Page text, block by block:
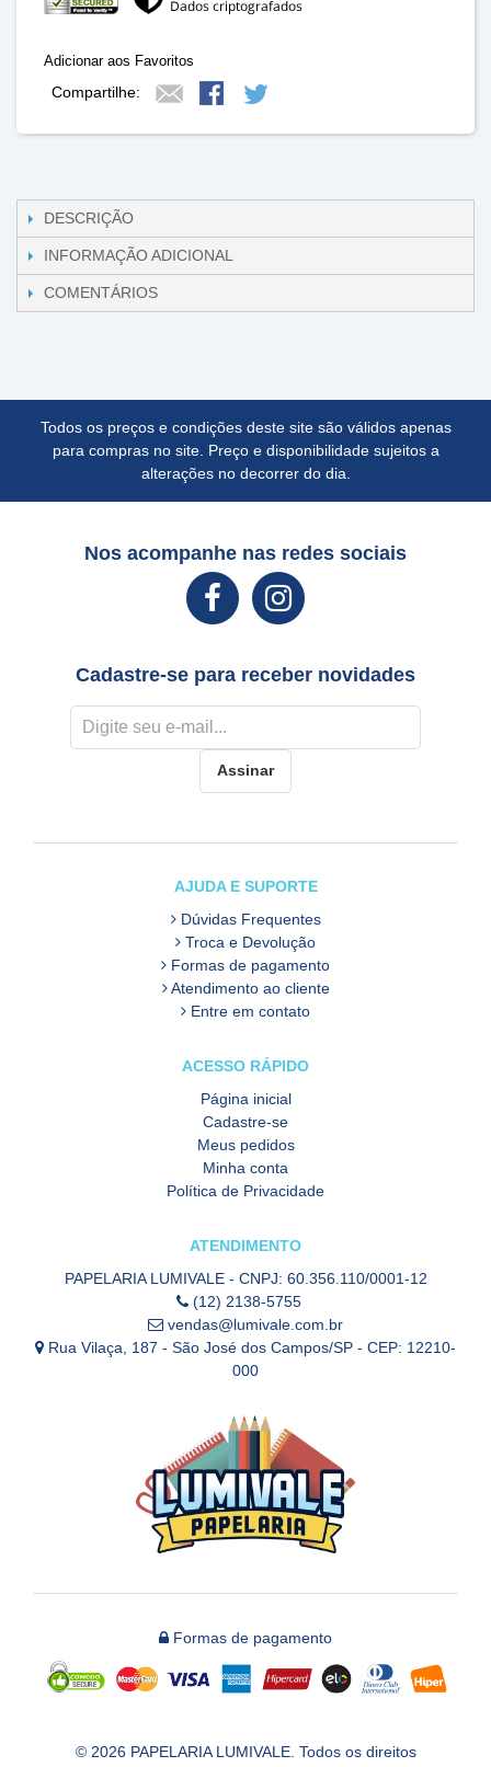
Adicionar aos Favoritos
Compartilhe:
DESCRIÇÃO
INFORMAÇÃO ADICIONAL
COMENTÁRIOS
Todos os preços e condições deste site são válidos apenas
para compras no site. Preço e disponibilidade sujeitos a
alterações no decorrer do dia.
Nos acompanhe nas redes sociais
Cadastre-se para receber novidades
Assinar
AJUDA E SUPORTE
Dúvidas Frequentes
Troca e Devolução
Formas de pagamento
Atendimento ao cliente
Entre em contato
ACESSO RÁPIDO
Página inicial
Cadastre-se
Meus pedidos
Minha conta
Política de Privacidade
ATENDIMENTO
PAPELARIA LUMIVALE - CNPJ: 60.356.110/0001-12
(12) 2138-5755
vendas@lumivale.com.br
Rua Vilaça, 187 - São José dos Campos/SP - CEP: 12210-
000
Formas de pagamento
© 2026 PAPELARIA LUMIVALE. Todos os direitos